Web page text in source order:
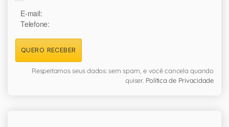
E-mail:
Telefone:
QUERO RECEBER
Respeitamos seus dados: sem spam, e você cancela quando
quiser. Política de Privacidade